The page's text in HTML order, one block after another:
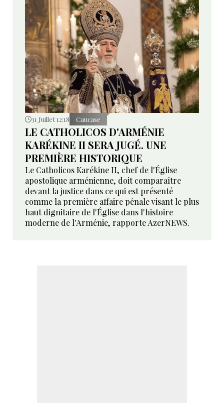
31 Juillet 12:18 Caucase
LE CATHOLICOS D'ARMÉNIE
KARÉKINE II SERA JUGÉ. UNE
PREMIÈRE HISTORIQUE
Le Catholicos Karékine II, chef de l'Église
apostolique arménienne, doit comparaître
devant la justice dans ce qui est présenté
comme la première affaire pénale visant le plus
haut dignitaire de l'Église dans l'histoire
moderne de l'Arménie, rapporte AzerNEWS.